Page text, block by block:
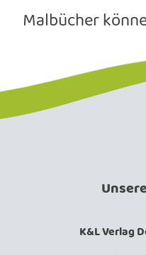
Malbücher
K&L Verlag